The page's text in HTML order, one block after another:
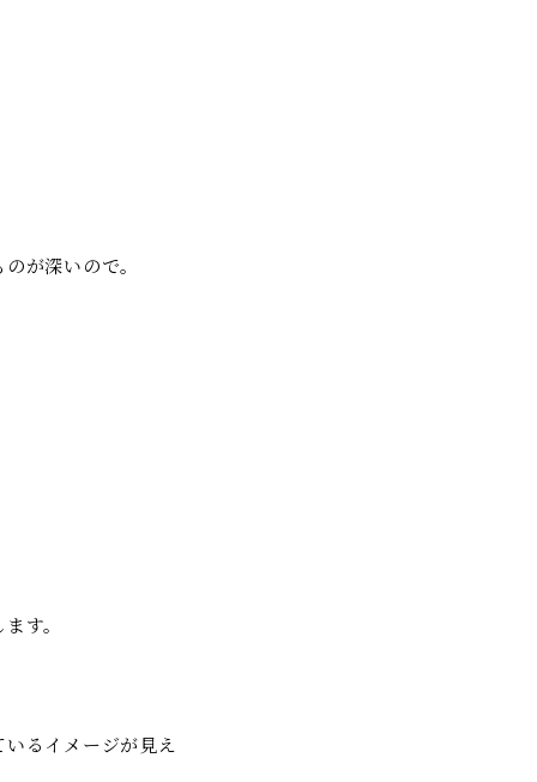
が深いので。
す。
るイメージが見え